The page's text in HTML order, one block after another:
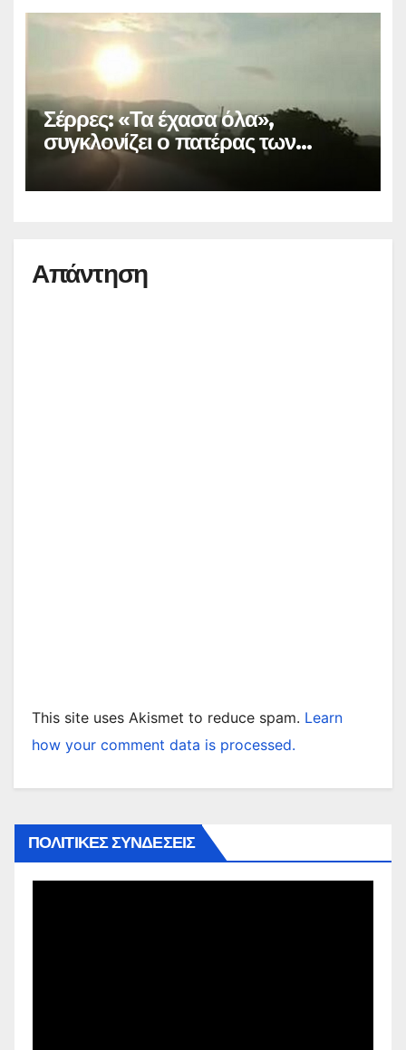
Σέρρες: «Τα έχασα όλα»,
συγκλονίζει ο πατέρας των
θυμάτων
Απάντηση
This site uses Akismet to reduce spam. Learn
how your comment data is processed.
ΠΟΛΙΤΙΚΕΣ ΣΥΝΔΕΣΕΙΣ